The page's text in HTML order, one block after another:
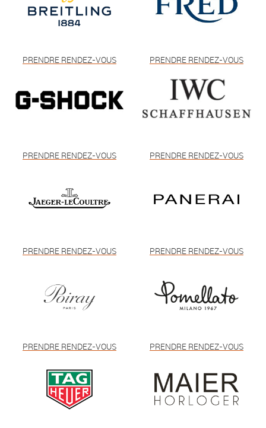
PRENDRE RENDEZ-VOUS PRENDRE RENDEZ-VOUS
PRENDRE RENDEZ-VOUS PRENDRE RENDEZ-VOUS
PRENDRE RENDEZ-VOUS PRENDRE RENDEZ-VOUS
PRENDRE RENDEZ-VOUS PRENDRE RENDEZ-VOUS